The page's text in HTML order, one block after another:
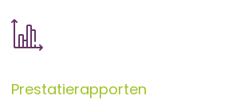
Prestatierapporten